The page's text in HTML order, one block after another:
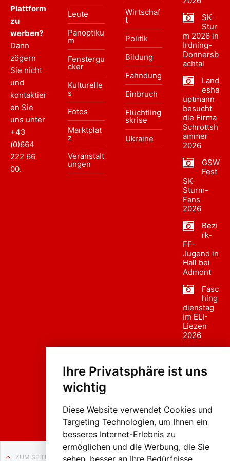
Ihre Privatsphäre ist uns
wichtig
Diese Website verwendet Cookies und
Targeting Technologien, um Ihnen ein
besseres Internet-Erlebnis zu
ermöglichen und die Werbung, die Sie
sehen, besser an Ihre Bedürfnisse
Plattform
zu
werben?
Dann
zögern
Sie nicht
und
kontaktier
en Sie
uns unter
+43
(0)664
222 66
00.
Leute
Panoptiku
m
Fenstergu
cker
Kulturelle
s
Fotos
Marktplat
z
Veranstalt
ungen
Wirtschaf
t
Politik
Bildung
Fahndung
Einbruch
Flüchtling
skrise
Ukraine
SK-
Stur
m 2026 in
Irdning-
Donnersb
achtal
Land
esha
uptmann
besucht
die Firma
Schrottsh
ammer
2026
GSW
Fest
SK-
Sturm-
Fans
2026
Bezi
rk-
FF-
Jugend in
Hall bei
Admont
Fasc
hing
dienstag
im ELI-
Liezen
2026
sumzug
Liezen
ZUM SEITENANFANG